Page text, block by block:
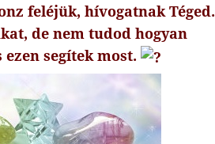
feléjük, hívogatnak Téged.
de nem tudod hogyan
ezen segítek most.